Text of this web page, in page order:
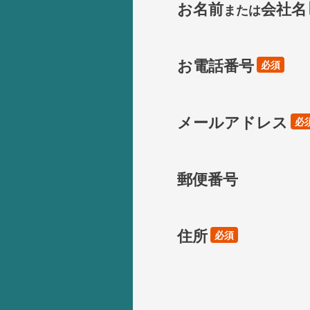
お名前または会社名
お電話番号 必須
メールアドレス 必
郵便番号
住所 必須